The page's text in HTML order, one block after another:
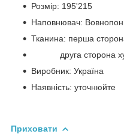
Розмір: 195'215
Наповнювач:
Тканина: перша
друга сторона
Виробник: Україна
Наявність: уточнюйте
Приховати